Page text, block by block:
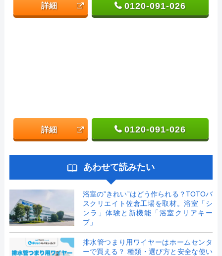
詳細 0120-091-026
詳細 0120-091-026
あわせて読みたい
浴室の”きれい”はどう作られる？TOTOバ
スクリエイト佐倉工場を取材。浴室「シ
ンラ」体験と新機能「浴室クリアキー
プ」
排水管つまり用ワイヤーはホームセンタ
ーで買える？ 種類・選び方と安全な使い